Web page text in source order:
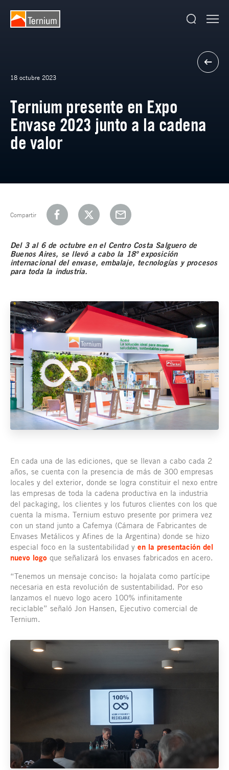
18 octubre 2023
Ternium presente en Expo
Envase 2023 junto a la cadena
de valor
Compartir
Del 3 al 6 de octubre en el Centro Costa Salguero de
Buenos Aires, se llevó a cabo la 18º exposición
internacional del envase, embalaje, tecnologías y procesos
para toda la industria.
En cada una de las ediciones, que se llevan a cabo cada 2
años, se cuenta con la presencia de más de 300 empresas
locales y del exterior, donde se logra constituir el nexo entre
las empresas de toda la cadena productiva en la industria
del packaging, los clientes y los futuros clientes con los que
cuenta la misma. Ternium estuvo presente por primera vez
con un stand junto a Cafemya (Cámara de Fabricantes de
Envases Metálicos y Afines de la Argentina) donde se hizo
especial foco en la sustentabilidad y en la presentación del
nuevo logo que señalizará los envases fabricados en acero.
“Tenemos un mensaje conciso: la hojalata como partícipe
necesaria en esta revolución de sustentabilidad. Por eso
lanzamos el nuevo logo acero 100% infinitamente
reciclable” señaló Jon Hansen, Ejecutivo comercial de
Ternium.